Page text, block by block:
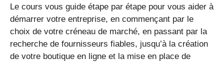
Le cours vous guide étape par étape pour vous aider à
démarrer votre entreprise, en commençant par le
choix de votre créneau de marché, en passant par la
recherche de fournisseurs fiables, jusqu’à la création
de votre boutique en ligne et la mise en place de